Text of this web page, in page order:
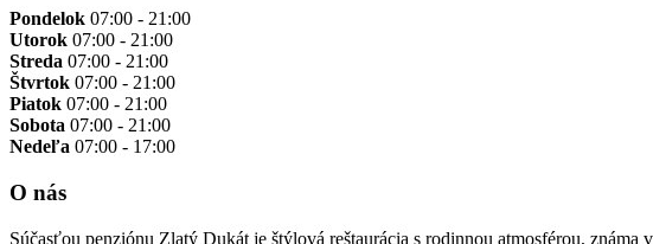
Pondelok 07:00 - 21:00
Utorok 07:00 - 21:00
Streda 07:00 - 21:00
Štvrtok 07:00 - 21:00
Piatok 07:00 - 21:00
Sobota 07:00 - 21:00
Nedeľa 07:00 - 17:00
O nás
Súčasťou penziónu Zlatý Dukát je štýlová reštaurácia s rodinnou atmosférou,